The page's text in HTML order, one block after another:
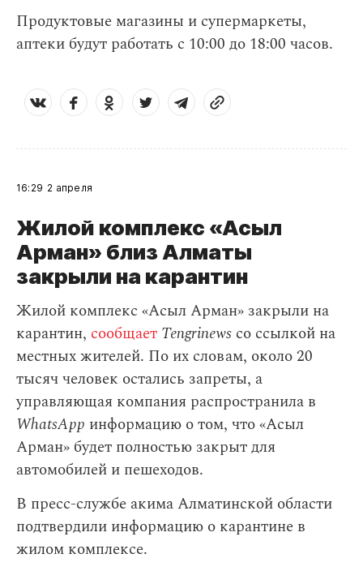
Продуктовые магазины и супермаркеты,
аптеки будут работать с 10:00 до 18:00 часов.
16:29 2 апреля
Жилой комплекс «Асыл
Арман» близ Алматы
закрыли на карантин
Жилой комплекс «Асыл Арман» закрыли на
карантин, сообщает Tengrinews со ссылкой на
местных жителей. По их словам, около 20
тысяч человек остались запреты, а
управляющая компания распространила в
WhatsApp информацию о том, что «Асыл
Арман» будет полностью закрыт для
автомобилей и пешеходов.
В пресс-службе акима Алматинской области
подтвердили информацию о карантине в
жилом комплексе.